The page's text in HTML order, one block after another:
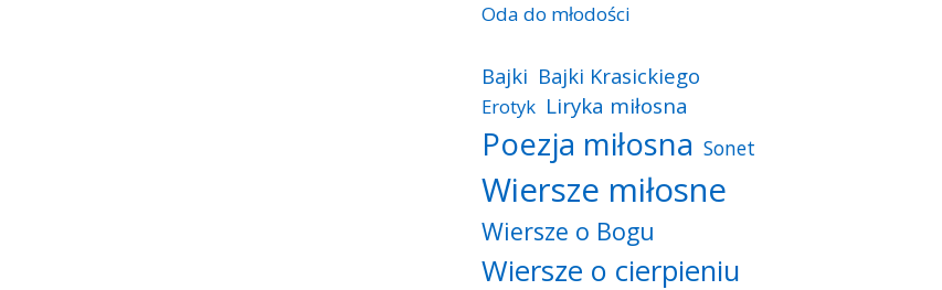
Oda do młodości
Bajki Bajki Krasickiego
Erotyk Liryka miłosna
Poezja miłosna Sonet
Wiersze miłosne
Wiersze o Bogu
Wiersze o cierpieniu